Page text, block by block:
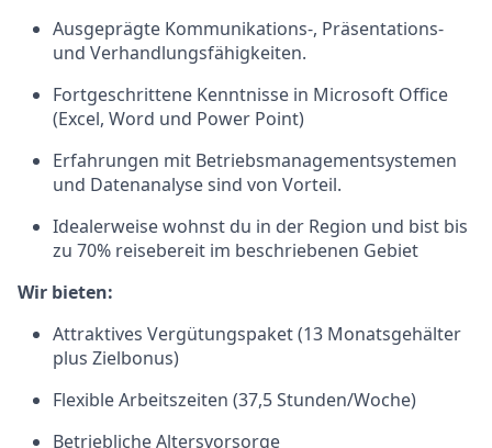
Ausgeprägte Kommunikations-, Präsentations-
und Verhandlungsfähigkeiten.
Fortgeschrittene Kenntnisse in Microsoft Office
(Excel, Word und Power Point)
Erfahrungen mit Betriebsmanagementsystemen
und Datenanalyse sind von Vorteil.
Idealerweise wohnst du in der Region und bist bis
zu 70% reisebereit im beschriebenen Gebiet
Wir bieten:
Attraktives Vergütungspaket (13 Monatsgehälter
plus Zielbonus)
Flexible Arbeitszeiten (37,5 Stunden/Woche)
Betriebliche Altersvorsorge